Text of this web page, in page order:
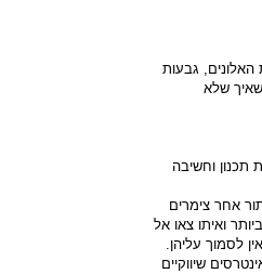
גבעות
שלא
וחשיבה
אחר צימרים
ואיתו צאו אל
לסמוך עליהן.
שיווקיים